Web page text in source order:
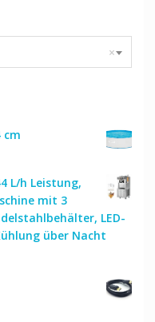
×
cm
L/h Leistung,
mit 3
LED-
über Nacht